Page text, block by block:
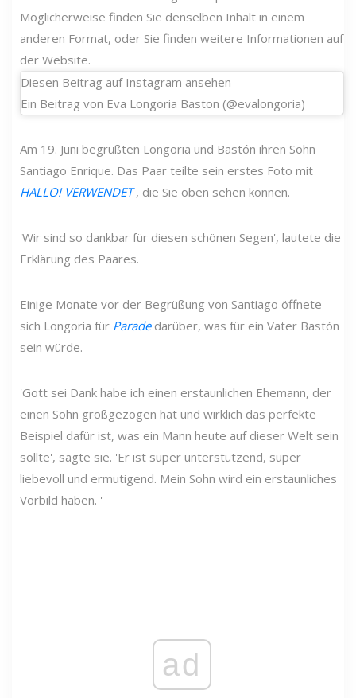
Möglicherweise finden Sie denselben Inhalt in einem
anderen Format, oder Sie finden weitere Informationen auf
der Website.
Diesen Beitrag auf Instagram ansehen
Ein Beitrag von Eva Longoria Baston (@evalongoria)
Am 19. Juni begrüßten Longoria und Bastón ihren Sohn
Santiago Enrique. Das Paar teilte sein erstes Foto mit
HALLO! VERWENDET , die Sie oben sehen können.
'Wir sind so dankbar für diesen schönen Segen', lautete die
Erklärung des Paares.
Einige Monate vor der Begrüßung von Santiago öffnete
sich Longoria für Parade darüber, was für ein Vater Bastón
sein würde.
'Gott sei Dank habe ich einen erstaunlichen Ehemann, der
einen Sohn großgezogen hat und wirklich das perfekte
Beispiel dafür ist, was ein Mann heute auf dieser Welt sein
sollte', sagte sie. 'Er ist super unterstützend, super
liebevoll und ermutigend. Mein Sohn wird ein erstaunliches
Vorbild haben. '
ad